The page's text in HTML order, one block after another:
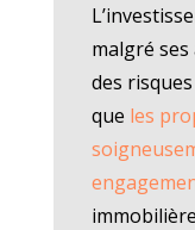
malgré
des
que les